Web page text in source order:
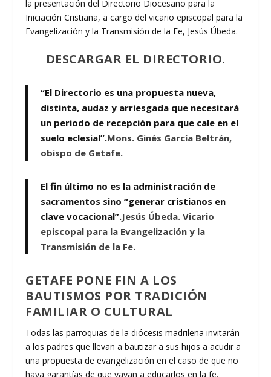
la presentación del Directorio Diocesano para la
Iniciación Cristiana, a cargo del vicario episcopal para la
Evangelización y la Transmisión de la Fe, Jesús Úbeda.
DESCARGAR EL DIRECTORIO.
“El Directorio es una propuesta nueva,
distinta, audaz y arriesgada que necesitará
un periodo de recepción para que cale en el
suelo eclesial”.Mons. Ginés García Beltrán,
obispo de Getafe.
El fin último no es la administración de
sacramentos sino “generar cristianos en
clave vocacional”.Jesús Úbeda. Vicario
episcopal para la Evangelización y la
Transmisión de la Fe.
GETAFE PONE FIN A LOS
BAUTISMOS POR TRADICIÓN
FAMILIAR O CULTURAL
Todas las parroquias de la diócesis madrileña invitarán
a los padres que llevan a bautizar a sus hijos a acudir a
una propuesta de evangelización en el caso de que no
haya garantías de que vayan a educarlos en la fe.